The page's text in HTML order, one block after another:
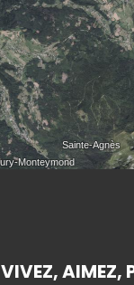
VIVEZ, AIMEZ,